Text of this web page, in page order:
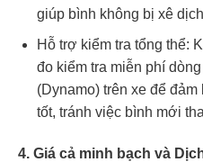
giúp bình không bị xê
Hỗ trợ kiểm tra tổng thể:
đo kiểm tra miễn phí
(Dynamo) trên xe để
tốt, tránh việc bình mới
4. Giá cả minh bạch và